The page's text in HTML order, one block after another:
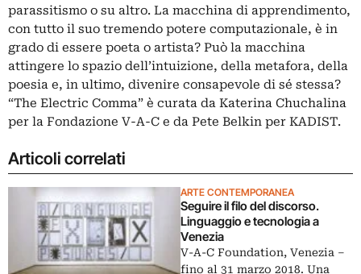
parassitismo o su altro. La macchina di apprendimento,
con tutto il suo tremendo potere computazionale, è in
grado di essere poeta o artista? Può la macchina
attingere lo spazio dell’intuizione, della metafora, della
poesia e, in ultimo, divenire consapevole di sé stessa?
“The Electric Comma” è curata da Katerina Chuchalina
per la Fondazione V-A-C e da Pete Belkin per KADIST.
Articoli correlati
ARTE CONTEMPORANEA
Seguire il filo del discorso.
Linguaggio e tecnologia a
Venezia
V-A-C Foundation, Venezia ‒
fino al 31 marzo 2018. Una